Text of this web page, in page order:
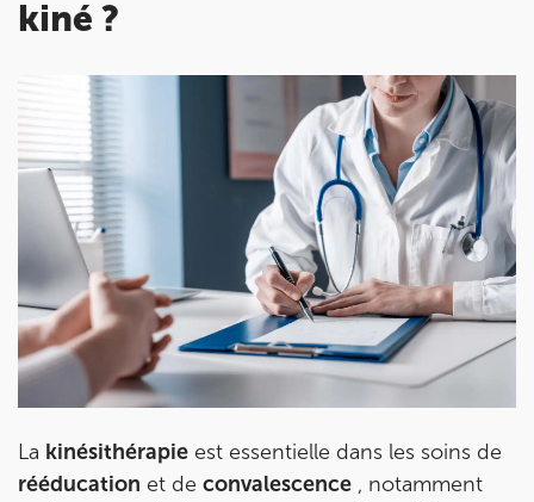
kiné ?
La kinésithérapie est essentielle dans les soins de
rééducation et de convalescence , notamment